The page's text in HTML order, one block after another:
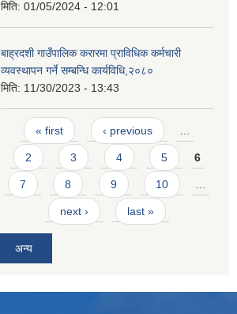
मिति: 01/05/2024 - 12:01
बाह्रदशी गाउँपालिक करारमा प्राविधिक कर्मचारी
व्यवस्थापन गर्ने सम्बन्धि कार्यविधि,२०८०
मिति: 11/30/2023 - 13:43
Pages
« first ‹ previous …
2 3 4 5 6
7 8 9 10 …
next › last »
अन्य